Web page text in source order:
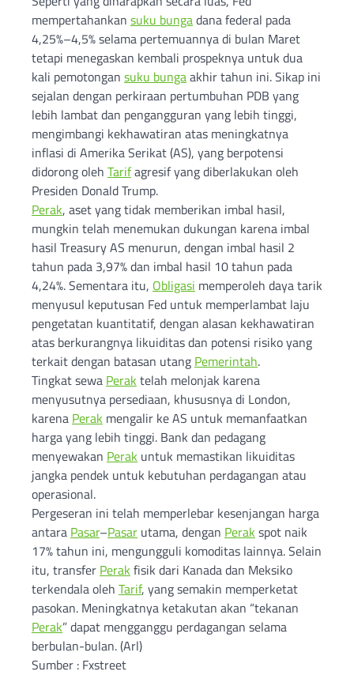
mempertahankan suku bungadana federal pada
4,25%–4,5% selama pertemuannya di bulan Maret
tetapi menegaskan kembali prospeknya untuk dua
kali pemotongan suku bungaakhir tahun ini. Sikap ini
sejalan dengan perkiraan pertumbuhan PDB yang
lebih lambat dan pengangguran yang lebih tinggi,
mengimbangi kekhawatiran atas meningkatnya
inflasi di Amerika Serikat (AS), yang berpotensi
didorong oleh Tarifagresif yang diberlakukan oleh
Presiden Donald Trump.
Perak, aset yang tidak memberikan imbal hasil,
mungkin telah menemukan dukungan karena imbal
hasil Treasury AS menurun, dengan imbal hasil 2
tahun pada 3,97% dan imbal hasil 10 tahun pada
4,24%. Sementara itu, Obligasi memperoleh daya tarik
menyusul keputusan Fed untuk memperlambat laju
pengetatan kuantitatif, dengan alasan kekhawatiran
atas berkurangnya likuiditas dan potensi risiko yang
terkait dengan batasan utang Pemerintah.
Tingkat sewa Perak telah melonjak karena
menyusutnya persediaan, khususnya di London,
karena Perak mengalir ke AS untuk memanfaatkan
harga yang lebih tinggi. Bank dan pedagang
menyewakan Perak untuk memastikan likuiditas
jangka pendek untuk kebutuhan perdagangan atau
operasional.
Pergeseran ini telah memperlebar kesenjangan harga
antara Pasar–Pasar utama, dengan Perak spot naik
17% tahun ini, mengungguli komoditas lainnya. Selain
itu, transfer Perak fisik dari Kanada dan Meksiko
terkendala oleh Tarif, yang semakin memperketat
pasokan. Meningkatnya ketakutan akan “tekanan
Perak” dapat mengganggu perdagangan selama
berbulan-bulan. (Arl)
Sumber : Fxstreet